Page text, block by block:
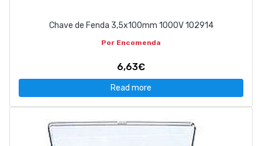
Chave de Fenda 3,5x100mm 1000V 102914
Por Encomenda
6,63€
Read more